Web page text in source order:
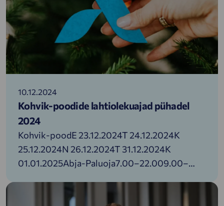
10.12.2024
Kohvik-poodide lahtiolekuajad pühadel
2024
Kohvik-poodE 23.12.2024T 24.12.2024K
25.12.2024N 26.12.2024T 31.12.2024K
01.01.2025Abja-Paluoja7.00–22.009.00–
22.009.00–22.00Aegviidu6.00–22.0010.00–